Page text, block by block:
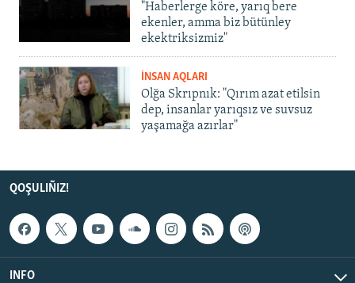
"Haberlerge köre, yarıq bere
ekenler, amma biz bütünley
ekektriksizmiz"
İNSAN AQLARI
Olğa Skrıpnık: "Qırım azat etilsin
dep, insanlar yarıqsız ve suvsuz
yaşamağa azırlar"
QOŞULIÑIZ!
INFO